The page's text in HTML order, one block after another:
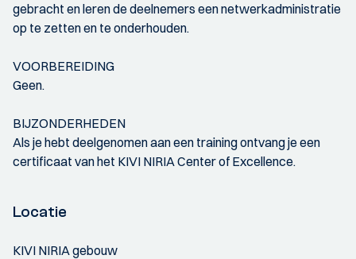
gebracht en leren de deelnemers een netwerkadministratie
op te zetten en te onderhouden.
VOORBEREIDING
Geen.
BIJZONDERHEDEN
Als je hebt deelgenomen aan een training ontvang je een
certificaat van het KIVI NIRIA Center of Excellence.
Locatie
KIVI NIRIA gebouw